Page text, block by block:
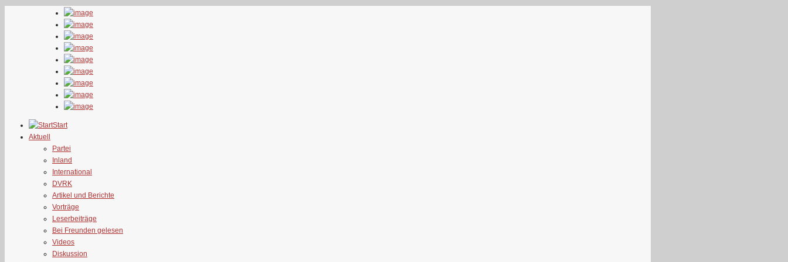
Start
Aktuell
Partei
Inland
International
DVRK
Artikel und Berichte
Vorträge
Leserbeiträge
Bei Freunden gelesen
Videos
Diskussion